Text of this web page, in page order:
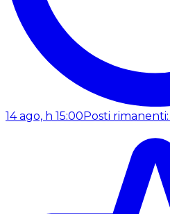
14 ago, h 15:00Posti